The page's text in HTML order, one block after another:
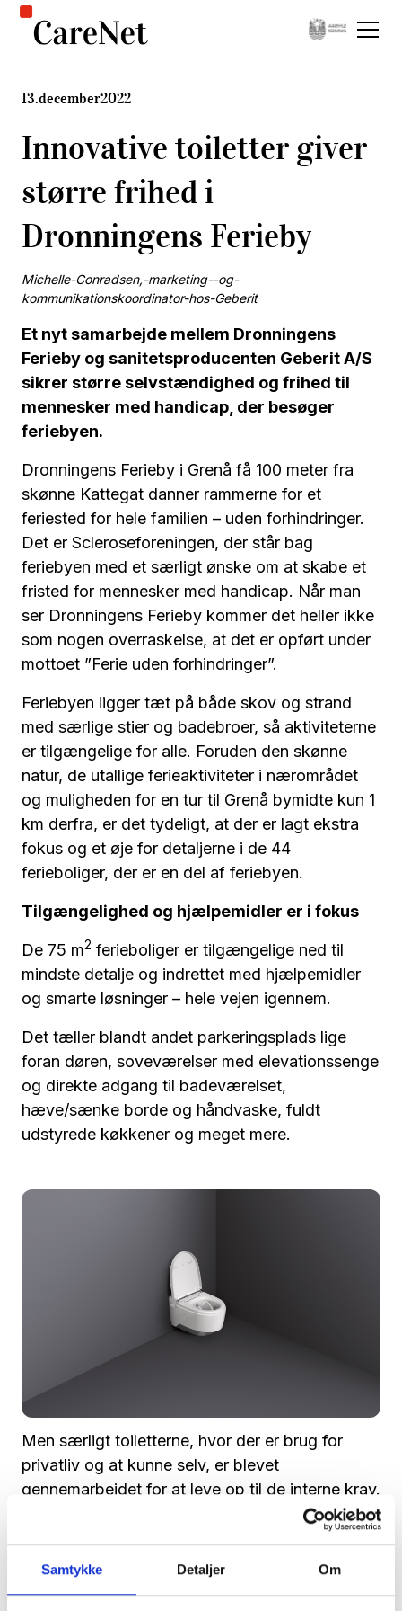
Samtykke Detaljer Om
13.december2022
Innovative toiletter giver
større frihed i
Dronningens Ferieby
Michelle-Conradsen,-marketing--og-
kommunikationskoordinator-hos-Geberit
Et nyt samarbejde mellem Dronningens
Ferieby og sanitetsproducenten Geberit A/S
sikrer større selvstændighed og frihed til
mennesker med handicap, der besøger
feriebyen.
Dronningens Ferieby i Grenå få 100 meter fra
skønne Kattegat danner rammerne for et
feriested for hele familien – uden forhindringer.
Det er Scleroseforeningen, der står bag
feriebyen med et særligt ønske om at skabe et
fristed for mennesker med handicap. Når man
ser Dronningens Ferieby kommer det heller ikke
som nogen overraskelse, at det er opført under
mottoet ”Ferie uden forhindringer”.
Feriebyen ligger tæt på både skov og strand
med særlige stier og badebroer, så aktiviteterne
er tilgængelige for alle. Foruden den skønne
natur, de utallige ferieaktiviteter i nærområdet
og muligheden for en tur til Grenå bymidte kun 1
km derfra, er det tydeligt, at der er lagt ekstra
fokus og et øje for detaljerne i de 44
ferieboliger, der er en del af feriebyen.
Tilgængelighed og hjælpemidler er i fokus
De 75 m2 ferieboliger er tilgængelige ned til
mindste detalje og indrettet med hjælpemidler
og smarte løsninger – hele vejen igennem.
Det tæller blandt andet parkeringsplads lige
foran døren, soveværelser med elevationssenge
og direkte adgang til badeværelset,
hæve/sænke borde og håndvaske, fuldt
udstyrede køkkener og meget mere.
Men særligt toiletterne, hvor der er brug for
privatliv og at kunne selv, er blevet
gennemarbejdet for at leve op til de interne krav.
Det kræver blot et tryk på en knap at rengøre
sig selv
Toiletterne har lige fra start været indrettet med